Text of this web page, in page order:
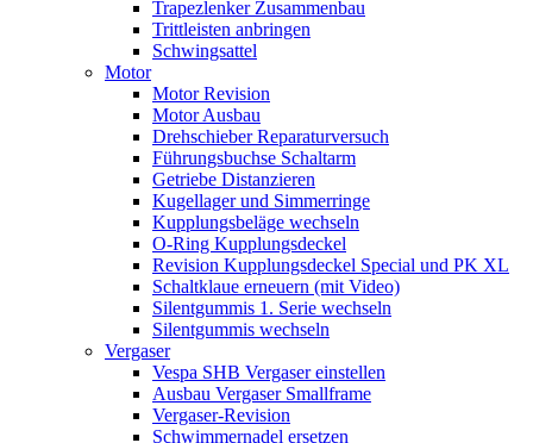
Trapezlenker Zusammenbau
Trittleisten anbringen
Schwingsattel
Motor
Motor Revision
Motor Ausbau
Drehschieber Reparaturversuch
Führungsbuchse Schaltarm
Getriebe Distanzieren
Kugellager und Simmerringe
Kupplungsbeläge wechseln
O-Ring Kupplungsdeckel
Revision Kupplungsdeckel Special und PK XL
Schaltklaue erneuern (mit Video)
Silentgummis 1. Serie wechseln
Silentgummis wechseln
Vergaser
Vespa SHB Vergaser einstellen
Ausbau Vergaser Smallframe
Vergaser-Revision
Schwimmernadel ersetzen